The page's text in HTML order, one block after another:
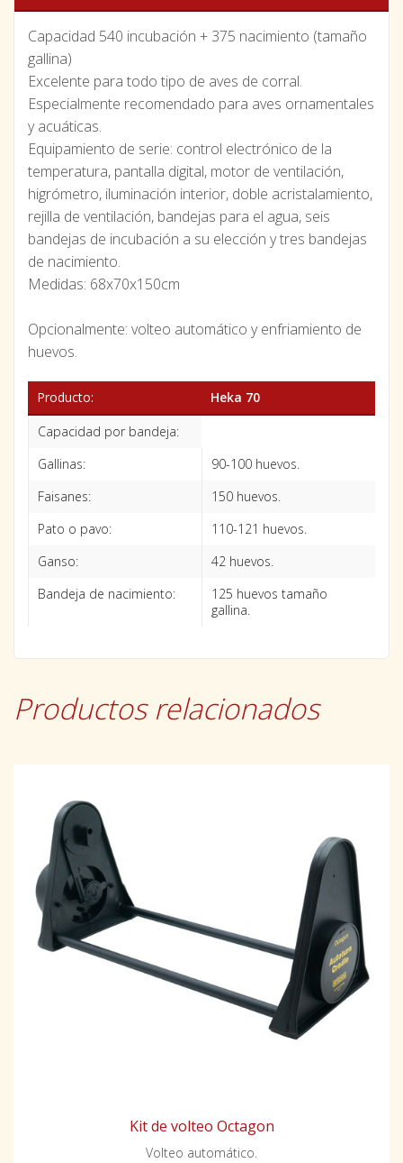
Capacidad 540 incubación + 375 nacimiento (tamaño
gallina)
Excelente para todo tipo de aves de corral.
Especialmente recomendado para aves ornamentales
y acuáticas.
Equipamiento de serie: control electrónico de la
temperatura, pantalla digital, motor de ventilación,
higrómetro, iluminación interior, doble acristalamiento,
rejilla de ventilación, bandejas para el agua, seis
bandejas de incubación a su elección y tres bandejas
de nacimiento.
Medidas: 68x70x150cm
Opcionalmente: volteo automático y enfriamiento de
huevos.
Producto:
Heka 70
Capacidad por bandeja:
Gallinas:
90-100 huevos.
Faisanes:
150 huevos.
Pato o pavo:
110-121 huevos.
Ganso:
42 huevos.
Bandeja de nacimiento:
125 huevos tamaño
gallina.
Productos relacionados
Kit de volteo Octagon
Volteo automático.